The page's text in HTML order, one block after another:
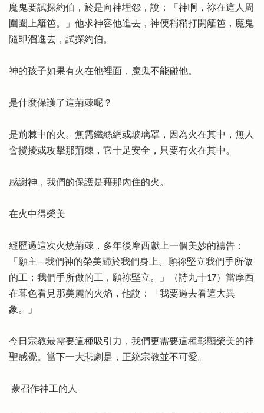
魔鬼要試探約伯，於是向神埋怨，說：「神啊，祢在這人周
圍圈上籬笆。」他求神容他進去，神便稍稍打開籬笆，魔鬼
隨即溜進去，試探約伯。
神的孩子如果有火在他裡面，魔鬼不能碰他。
是什麼保護了這荊棘呢？
是荊棘中的火。無需鐵絲網或玻璃罩，因為火在其中，無人
會攪擾或攻擊那荊棘，它十足安全，只要有火在其中。
感謝神，我們的保護是藉那內住的火。
在火中得榮美
經歷過這次火燒荊棘，多年後摩西獻上一個美妙的禱告：
「願主―我們神的榮美歸於我們身上。願祢堅立我們手所做
的工；我們手所做的工，願祢堅立。」（詩九十17）當摩西
在暮色看見那美麗的火焰，他說：「我要過去看這大異
象。」
今日宗教最需要這種吸引力，我們更需要這種彰顯榮美的神
聖感覺。當下一大悲劇是，正統宗教並不可愛。
蒙召作神工的人